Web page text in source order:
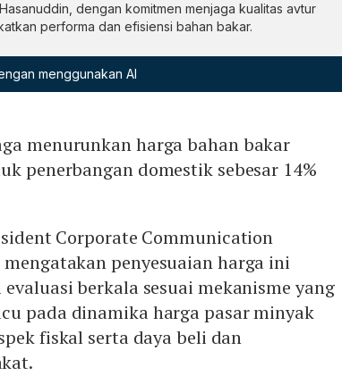
dengan komitmen menjaga kualitas avtur
performa dan efisiensi bahan bakar.
menggunakan AI
menurunkan harga bahan bakar
penerbangan domestik sebesar 14%
Corporate Communication
penyesuaian harga ini
berkala sesuai mekanisme yang
pada dinamika harga pasar minyak
fiskal serta daya beli dan